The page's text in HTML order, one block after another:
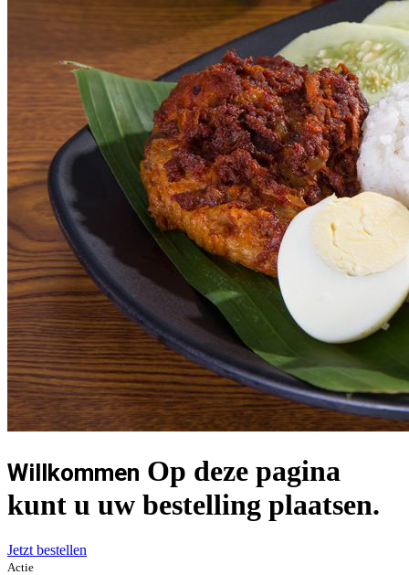
Willkommen Op deze pagina
kunt u uw bestelling plaatsen.
Jetzt bestellen
Actie